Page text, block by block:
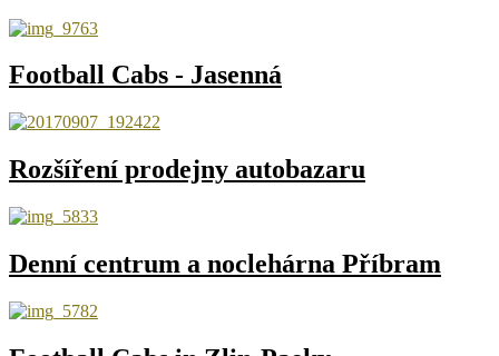
Football Cabs - Jasenná
Rozšíření prodejny autobazaru
Denní centrum a noclehárna Příbram